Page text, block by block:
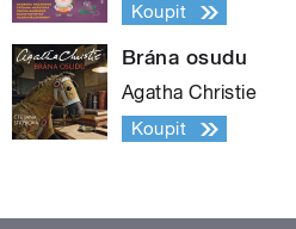
Koupit
Brána osudu
Agatha Christie
Koupit